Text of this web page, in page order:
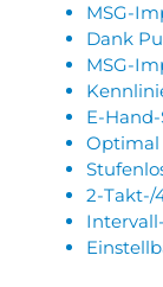
MSG-
Dank
MSG-
E-
Optimal
2-Takt-/